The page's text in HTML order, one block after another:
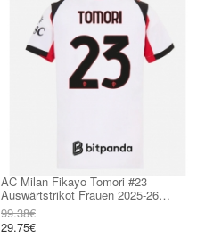
AC Milan Fikayo Tomori #23
Auswärtstrikot Frauen 2025-26
Kurzarm
99.38€
29.75€